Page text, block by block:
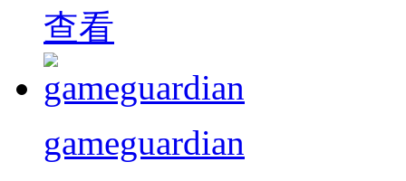
查看
gameguardian